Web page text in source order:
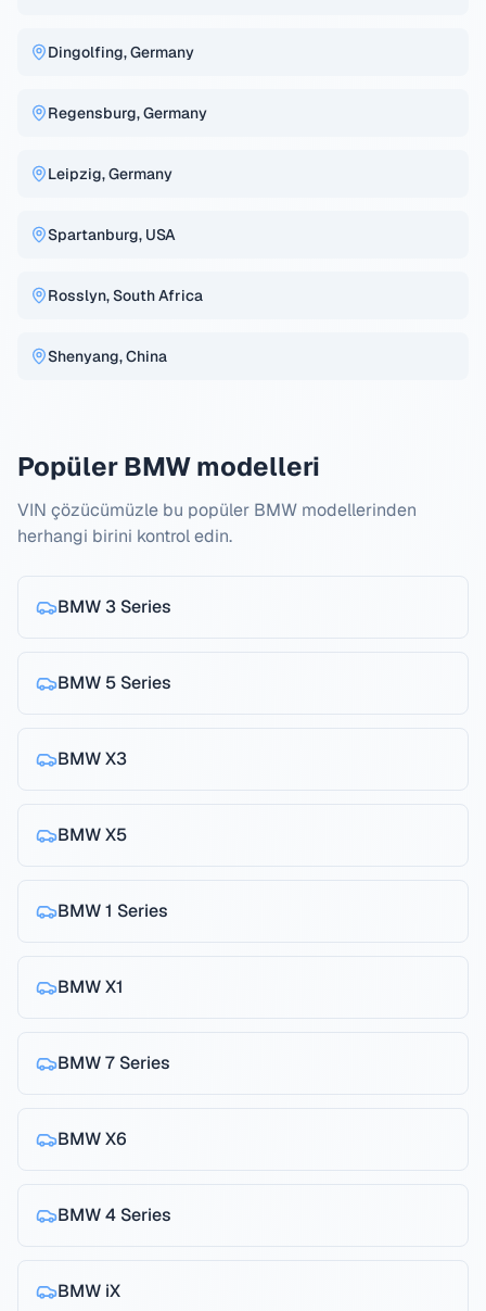
Dingolfing, Germany
Regensburg, Germany
Leipzig, Germany
Spartanburg, USA
Rosslyn, South Africa
Shenyang, China
Popüler BMW modelleri
VIN çözücümüzle bu popüler BMW modellerinden
herhangi birini kontrol edin.
BMW 3 Series
BMW 5 Series
BMWX3
BMWX5
BMW1 Series
BMWX1
BMW7 Series
BMWX6
BMW4 Series
BMW iX